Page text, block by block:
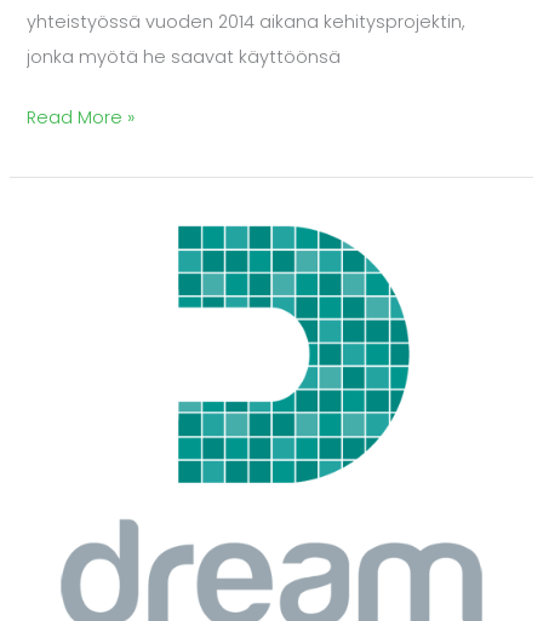
yhteistyössä vuoden 2014 aikana kehitysprojektin,
jonka myötä he saavat käyttöönsä
Read More »
hankintamalleihin